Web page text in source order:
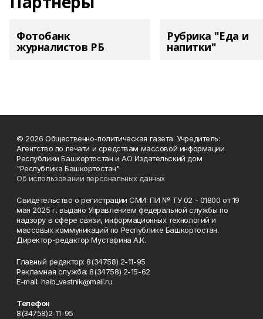
Фотобанк
журналистов РБ
Рубрика "Еда и
напитки"
© 2026 Общественно-политическая газета. Учредитель:
Агентство по печати и средствам массовой информации
Республики Башкортостан и АО Издательский дом
"Республика Башкортостан"
Об использовании персональных данных
Свидетельство о регистрации СМИ: ПИ № ТУ 02 - 01800 от 19
мая 2025 г. выдано Управлением федеральной службы по
надзору в сфере связи, информационных технологий и
массовых коммуникаций по Республике Башкортостан.
Директор-редактор Мустафина А.К.
Главный редактор: 8(34758) 2-11-95
Рекламная служба: 8(34758) 2-15-62
Е-mаil: haib_vestnik@mail.ru
Телефон
8(34758)2-11-95